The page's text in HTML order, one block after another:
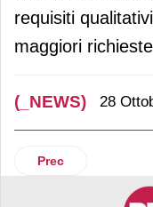
requisiti
maggiori
(_NEWS) 28
Articolo
Prec